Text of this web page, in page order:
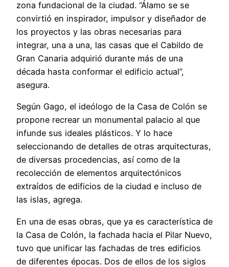
zona fundacional de la ciudad. “Álamo se se
convirtió en inspirador, impulsor y diseñador de
los proyectos y las obras necesarias para
integrar, una a una, las casas que el Cabildo de
Gran Canaria adquirió durante más de una
década hasta conformar el edificio actual”,
asegura.
Según Gago, el ideólogo de la Casa de Colón se
propone recrear un monumental palacio al que
infunde sus ideales plásticos. Y lo hace
seleccionando de detalles de otras arquitecturas,
de diversas procedencias, así como de la
recolección de elementos arquitectónicos
extraídos de edificios de la ciudad e incluso de
las islas, agrega.
En una de esas obras, que ya es característica de
la Casa de Colón, la fachada hacia el Pilar Nuevo,
tuvo que unificar las fachadas de tres edificios
de diferentes épocas. Dos de ellos de los siglos